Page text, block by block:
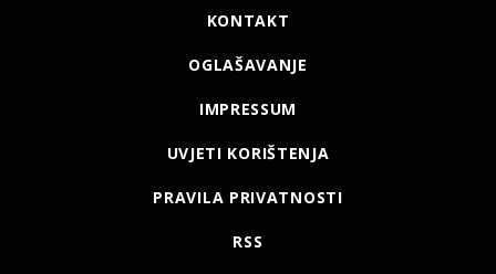
KONTAKT
OGLAŠAVANJE
IMPRESSUM
UVJETI KORIŠTENJA
PRAVILA PRIVATNOSTI
RSS